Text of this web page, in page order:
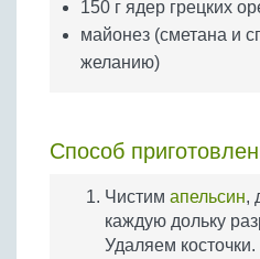
150 г ядер грецких
майонез (сметана и
желанию)
Способ
Чистим апельсин,
каждую дольку
Удаляем косточки.